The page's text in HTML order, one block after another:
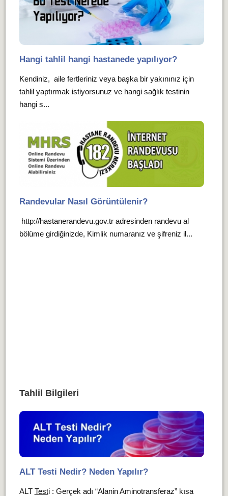
Hangi tahlil hangi hastanede yapılıyor?
Kendiniz, aile fertleriniz veya başka bir yakınınız için
tahlil yaptırmak istiyorsunuz ve hangi sağlık testinin
hangi s...
Randevular Nasıl Görüntülenir?
http://hastanerandevu.gov.tr adresinden randevu al
bölüme girdiğinizde, Kimlik numaranız ve şifreniz il...
Tahlil Bilgileri
ALT Testi Nedir? Neden Yapılır?
ALT Testi : Gerçek adı “Alanin Aminotransferaz” kısa